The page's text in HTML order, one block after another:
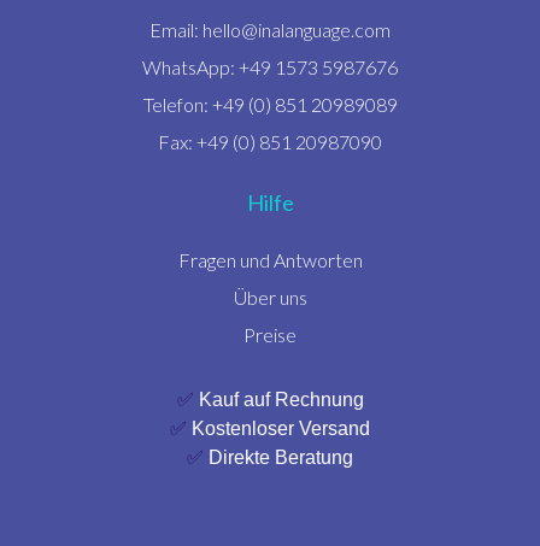
Email: hello@inalanguage.com
WhatsApp: +49 1573 5987676
Telefon: +49 (0) 851 20989089
Fax: +49 (0) 851 20987090
Hilfe
Fragen und Antworten
Über uns
Preise
✅ Kauf auf Rechnung
✅ Kostenloser Versand
✅ Direkte Beratung